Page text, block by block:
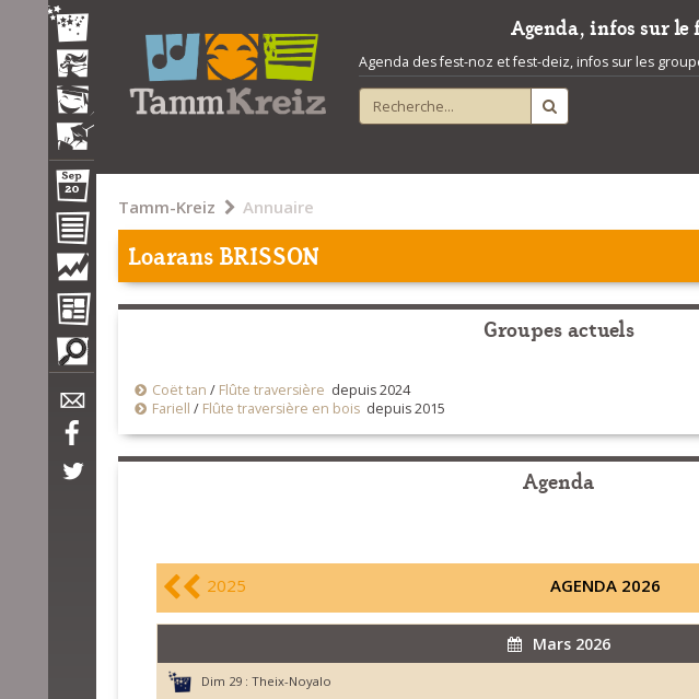
Agenda, infos sur
Agenda des fest-noz et fest-deiz, infos sur les
Tamm-Kreiz Annuaire
Loarans BRISSON
Groupes actuels
Coët tan / Flûte traversière depuis 2024
Fariell / Flûte traversière en boisdepuis 2015
Agenda
2025 AGENDA 2026
Mars 2026
Dim 29 : Theix-Noyalo